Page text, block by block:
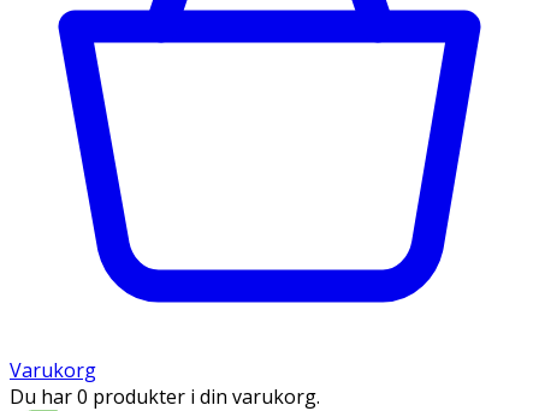
Varukorg
Du har 0 produkter i din varukorg.